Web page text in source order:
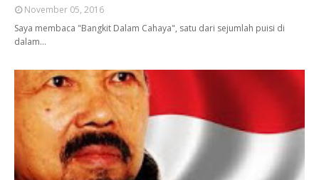
November 05, 2016
Saya membaca "Bangkit Dalam Cahaya", satu dari sejumlah puisi di
dalam…